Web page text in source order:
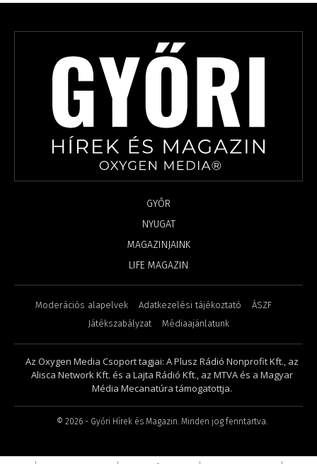
GYŐR
NYUGAT
MAGAZINJAINK
LIFE MAGAZIN
Moderációs alapelvek Adatkezelési tájékoztató
ÁSZF
Játékszabályzat
Médiaajánlatunk
Az Oxygen Media Csoport tagjai: A Plusz Rádió Nonprofit Kft., az
Alisca Network Kft. és a Lajta Rádió Kft., az MTVA és a Magyar
Média Mecanatúra támogatottja.
© 2026 - Győri Hírek és Magazin. Minden jog fenntartva.